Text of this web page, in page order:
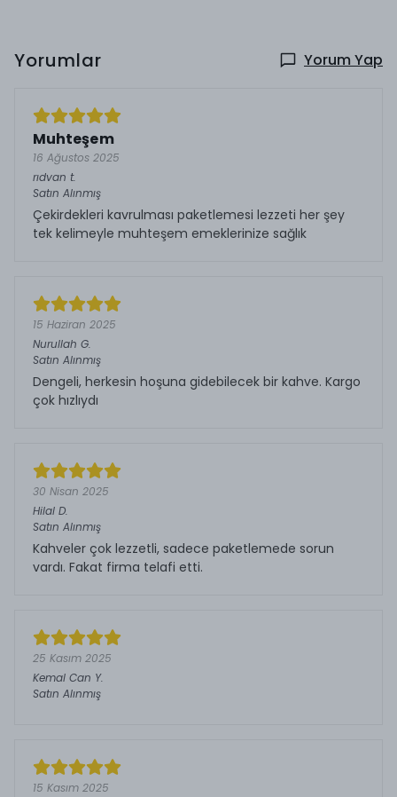
Yorumlar Yorum Yap
Muhteşem
16 Ağustos 2025
rıdvan t.
Satın Alınmış
Çekirdekleri kavrulması paketlemesi lezzeti her şey
tek kelimeyle muhteşem emeklerinize sağlık
15 Haziran 2025
Nurullah G.
Satın Alınmış
Dengeli, herkesin hoşuna gidebilecek bir kahve. Kargo
çok hızlıydı
30 Nisan 2025
Hilal D.
Satın Alınmış
Kahveler çok lezzetli, sadece paketlemede sorun
vardı. Fakat firma telafi etti.
25 Kasım 2025
Kemal Can Y.
Satın Alınmış
15 Kasım 2025